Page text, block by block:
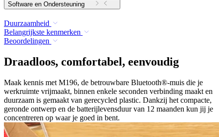
Software en Ondersteuning
Duurzaamheid
Belangrijkste kenmerken
Beoordelingen
Draadloos, comfortabel, eenvoudig
Maak kennis met M196, de betrouwbare Bluetooth®-muis die je
werkruimte vrijmaakt, binnen enkele seconden verbinding maakt en
duurzaam is gemaakt van gerecycled plastic. Dankzij het compacte,
geronde ontwerp en de batterijlevensduur van 12 maanden kun jij je
concentreren op waar je goed in bent.